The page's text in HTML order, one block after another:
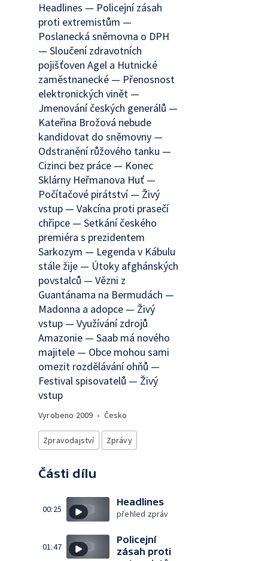
Headlines — Policejní zásah
proti extremistům —
Poslanecká sněmovna o DPH
— Sloučení zdravotních
pojišťoven Agel a Hutnické
zaměstnanecké — Přenosnost
elektronických vinět —
Jmenování českých generálů —
Kateřina Brožová nebude
kandidovat do sněmovny —
Odstranění růžového tanku —
Cizinci bez práce — Konec
Sklárny Heřmanova Huť —
Počítačové pirátství — Živý
vstup — Vakcína proti prasečí
chřipce — Setkání českého
premiéra s prezidentem
Sarkozym — Legenda v Kábulu
stále žije — Útoky afghánských
povstalců — Vězni z
Guantánama na Bermudách —
Madonna a adopce — Živý
vstup — Využívání zdrojů
Amazonie — Saab má nového
majitele — Obce mohou sami
omezit rozdělávání ohňů —
Festival spisovatelů — Živý
vstup
Vyrobeno 2009 • Česko
Zpravodajství Zprávy
Části dílu
00:25
Headlines
přehled zpráv
01:47
Policejní
zásah proti